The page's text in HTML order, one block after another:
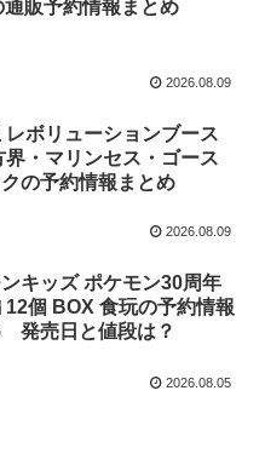
通販予約情報まとめ
2026.08.09
レボリューションブース
界・マリンセス・ゴース
クの予約情報まとめ
2026.08.09
キッズ ポケモン30周年
12個 BOX 食玩の予約情報
発売日と値段は？
2026.08.05